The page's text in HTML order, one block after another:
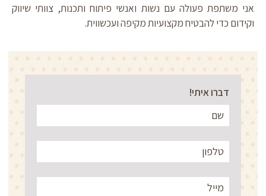
דברו איתי!
אני משתפת פעולה עם נשות ואנשי פיתוח ותכנות, צוותי שיווק
וקידום כדי להבטיח מקצועיות מקיפה ועכשווית.